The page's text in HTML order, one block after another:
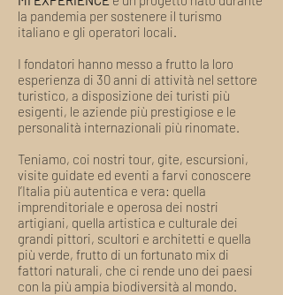
ospiti, eliminando l'attesa del rimborso.
la pandemia per sostenere il turismo
italiano e gli operatori locali.
I fondatori hanno messo a frutto la loro
esperienza di 30 anni di attività nel settore
turistico, a disposizione dei turisti più
esigenti, le aziende più prestigiose e le
personalità internazionali più rinomate.
Teniamo, coi nostri tour, gite, escursioni,
visite guidate ed eventi a farvi conoscere
l’Italia più autentica e vera: quella
imprenditoriale e operosa dei nostri
artigiani, quella artistica e culturale dei
grandi pittori, scultori e architetti e quella
più verde, frutto di un fortunato mix di
fattori naturali, che ci rende uno dei paesi
con la più ampia biodiversità al mondo.